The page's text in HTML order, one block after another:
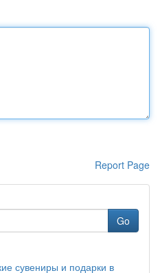
Report Page
Go
сувениры и подарки в